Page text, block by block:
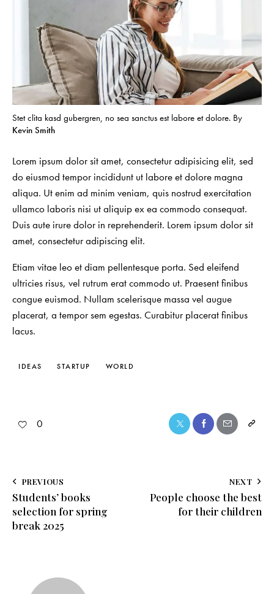
Stet clita kasd gubergren, no sea sanctus est labore et dolore. By
Kevin Smith
Lorem ipsum dolor sit amet, consectetur adipisicing elit, sed
do eiusmod tempor incididunt ut labore et dolore magna
aliqua. Ut enim ad minim veniam, quis nostrud exercitation
ullamco laboris nisi ut aliquip ex ea commodo consequat.
Duis aute irure dolor in reprehenderit. Lorem ipsum dolor sit
amet, consectetur adipiscing elit.
Etiam vitae leo et diam pellentesque porta. Sed eleifend
ultricies risus, vel rutrum erat commodo ut. Praesent finibus
congue euismod. Nullam scelerisque massa vel augue
placerat, a tempor sem egestas. Curabitur placerat finibus
lacus.
IDEAS STARTUP WORLD
0
PREVIOUS
Students’ books
selection for spring
break 2025
NEXT
People choose the best
for their children